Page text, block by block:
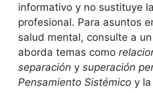
informativo y no sustituye
profesional. Para asuntos
salud mental, consulte a
aborda temas como
separación y superación
Pensamiento Sistémico y la